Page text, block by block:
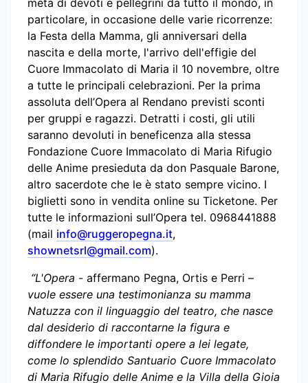
particolare, in occasione delle varie ricorrenze:
la Festa della Mamma, gli anniversari della
nascita e della morte, l'arrivo dell'effigie del
Cuore Immacolato di Maria il 10 novembre, oltre
a tutte le principali celebrazioni. Per la prima
assoluta dell’Opera al Rendano previsti sconti
per gruppi e ragazzi. Detratti i costi, gli utili
saranno devoluti in beneficenza alla stessa
Fondazione Cuore Immacolato di Maria Rifugio
delle Anime presieduta da don Pasquale Barone,
altro sacerdote che le è stato sempre vicino. I
biglietti sono in vendita online su Ticketone. Per
tutte le informazioni sull’Opera tel. 0968441888
(mail info@ruggeropegna.it,
shownetsrl@gmail.com).
“L'Opera - affermano Pegna, Ortis e Perri –
vuole essere una testimonianza su mamma
Natuzza con il linguaggio del teatro, che nasce
dal desiderio di raccontarne la figura e
diffondere le importanti opere a lei legate,
come lo splendido Santuario Cuore Immacolato
di Maria Rifugio delle Anime e la Villa della Gioia